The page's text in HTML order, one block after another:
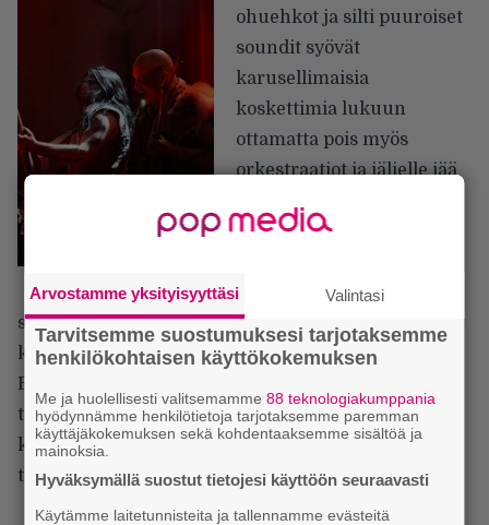
ohuehkot ja silti puuroiset
soundit syövät
karusellimaisia
koskettimia lukuun
ottamatta pois myös
orkestraatiot ja jäljelle jää
valkoisiin turkiksiin
patsastelemassa lavalla ja
soittamassa olemattomia riffejä? Asiaa ei voi
kaunistella oikein millään tavalla, kun Dimmu
Borgirin keikasta muisti sen jälkeen ainoastaan
todella upean valoshow’n, joka oli kaikkine
kikkoineen yksi parhaista, mitä olen viime vuosina
todistanut.
Arvostamme yksityisyyttäsi Valintasi
Tarvitsemme suostumuksesi tarjotaksemme
henkilökohtaisen käyttökokemuksen
Me ja huolellisesti valitsemamme88 teknologiakumppania
hyödynnämme henkilötietoja tarjotaksemme paremman
käyttäjäkokemuksen sekä kohdentaaksemme sisältöä ja
mainoksia.
Hyväksymällä suostut tietojesi käyttöön seuraavasti
Käytämme laitetunnisteita ja tallennamme evästeitä